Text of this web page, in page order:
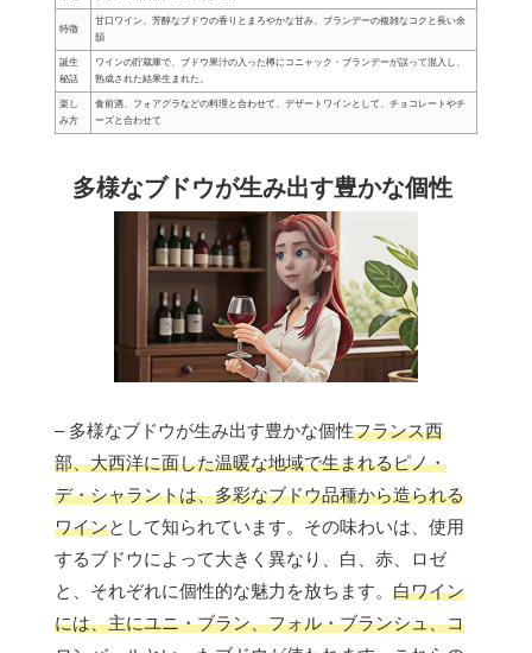
特徴
甘口ワイン、芳醇なブドウの香りとまろやかな甘み、ブランデーの複雑なコクと長い余
韻
誕生
秘話
ワインの貯蔵庫で、ブドウ果汁の入った樽にコニャック・ブランデーが誤って混入し、
熟成された結果生まれた。
楽し
み方
食前酒、フォアグラなどの料理と合わせて、デザートワインとして、チョコレートやチ
ーズと合わせて
多様なブドウが生み出す豊かな個性
– 多様なブドウが生み出す豊かな個性フランス西
部、大西洋に面した温暖な地域で生まれるピノ・
デ・シャラントは、多彩なブドウ品種から造られる
ワインとして知られています。その味わいは、使用
するブドウによって大きく異なり、白、赤、ロゼ
と、それぞれに個性的な魅力を放ちます。 白ワイン
には、主にユニ・ブラン、フォル・ブランシュ、コ